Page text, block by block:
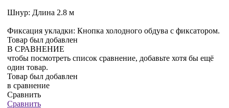
Шнур: Длина 2.8 м
Фиксация укладки: Кнопка холодного обдува с фиксатором.
Товар был добавлен
В СРАВНЕНИЕ
чтобы посмотреть список сравнение, добавьте хотя бы ещё
один товар.
Товар был добавлен
в сравнение
Сравнить
Сравнить